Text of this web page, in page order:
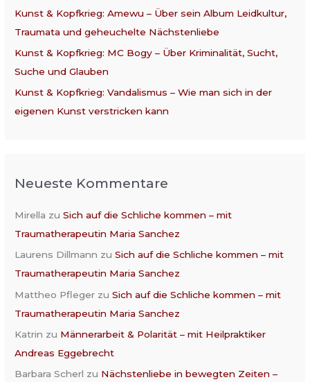
:Kunst & Kopfkrieg: Amewu – Über sein Album Leidkultur,
Traumata und geheuchelte Nächstenliebe
Kunst & Kopfkrieg: MC Bogy – Über Kriminalität, Sucht,
Suche und Glauben
Kunst & Kopfkrieg: Vandalismus – Wie man sich in der
eigenen Kunst verstricken kann
Neueste Kommentare
Mirella zuSich auf die Schliche kommen – mit
Traumatherapeutin Maria Sanchez
Laurens Dillmann zuSich auf die Schliche kommen – mit
Traumatherapeutin Maria Sanchez
Mattheo Pfleger zuSich auf die Schliche kommen – mit
Traumatherapeutin Maria Sanchez
Katrin zu Männerarbeit & Polarität – mit Heilpraktiker
Andreas Eggebrecht
Barbara Scherl zu Nächstenliebe in bewegten Zeiten –